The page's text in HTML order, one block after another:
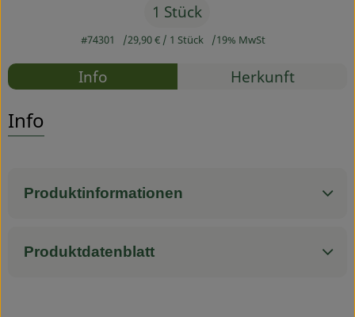
Blog & Aktuelles
1 Stück
#74301 29,90 € / 1 Stück 19% MwSt
Rezepte
Info Herkunft
Info
Produktinformationen
Produktdatenblatt